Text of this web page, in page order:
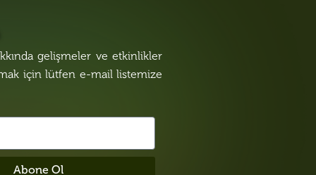
gelişmeler ve etkinlikler
için lütfen e-mail listemize
Abone Ol